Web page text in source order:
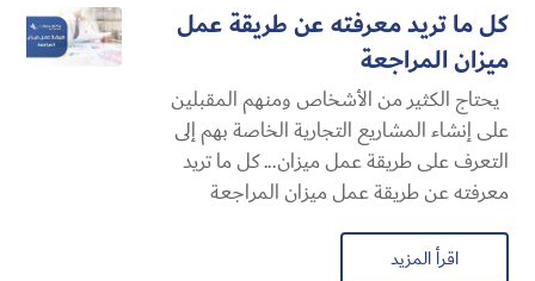
كل ما تريد معرفته عن طريقة عمل
ميزان المراجعة
يحتاج الكثير من الأشخاص ومنهم المقبلين
على إنشاء المشاريع التجارية الخاصة بهم إلى
التعرف على طريقة عمل ميزان... كل ما تريد
معرفته عن طريقة عمل ميزان المراجعة
اقرأ المزيد